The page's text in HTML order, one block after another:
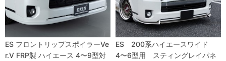
ES フロントリップスポイラーVe
r.V FRP製 ハイエース 4〜9型対
ES 200系ハイエースワイド
4〜6型用 スティングレイパネ